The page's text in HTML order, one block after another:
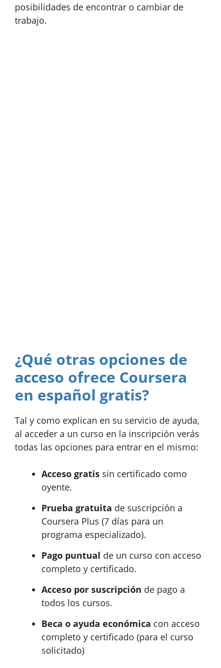
posibilidades de encontrar o cambiar de
trabajo.
¿Qué otras opciones de
acceso ofrece Coursera
en español gratis?
Tal y como explican en su servicio de ayuda,
al acceder a un curso en la inscripción verás
todas las opciones para entrar en el mismo:
Acceso gratis sin certificado como
oyente.
Prueba gratuita de suscripción a
Coursera Plus (7 días para un
programa especializado).
Pago puntual de un curso con acceso
completo y certificado.
Acceso por suscripción de pago a
todos los cursos.
Beca o ayuda económica con acceso
completo y certificado (para el curso
solicitado)